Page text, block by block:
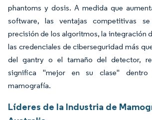
phantoms y dosis. A medida que
software, las ventajas competitivas
precisión de los algoritmos, la integración
las credenciales de ciberseguridad más
del gantry o el tamaño del detector,
significa "mejor en su clase"
mamografía.
Líderes de la Industria de